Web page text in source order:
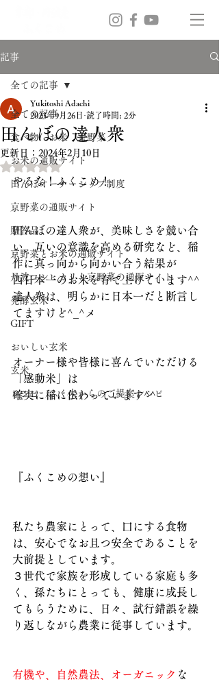
記事
全ての記事
食べ物 お米 京野菜
お米の通販サイト
田んぼオーナーシップ制度
京野菜の通販サイト
贈答品
京野菜とお米の通販サイト
丹波コシヒカリと京野菜の通販サイト
発酵玄米
GIFT
おいしい玄米
玄米
レシピ ふく米からのご提案レシピ
全ての記事
田んぼの達人衆
Yukitoshi Adachi
2023年9月26日 読了時間: 2分
更新日： 2024年2月10日
5つ星のうちNaNと評価されています。
やるな！ふくこめ！
田んぼの達人衆が、美味しさを競い合
い、互いの意識を高める研究など、稲
作に真っ向から向かい合う結果が
西日本一のお米を育て上げています^^
達人衆は、明らかに日本一だと断言し
てますけど^_^メ
オーナー様や皆様に喜んでいただける
「感動米」は
確実に稲に伝わっています^^
『ふくこめの想い』
私たち農家にとって、口にする食物
は、安心でなお且つ安全であることを
大前提としています。
３世代で家族を形成している家庭も多
く、孫たちにとっても、健康に成長し
てもらうために、日々、試行錯誤を繰
り返しながら農業に従事しています。
有機や、自然農法、オーガニック な